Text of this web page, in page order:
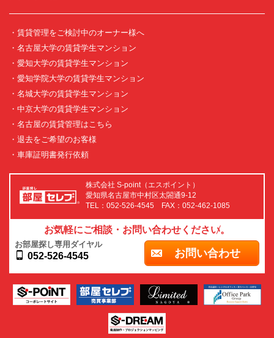
・賃貸管理をご検討中のオーナー様へ
・名古屋大学の賃貸学生マンション
・愛知大学の賃貸学生マンション
・愛知学院大学の賃貸学生マンション
・名城大学の賃貸学生マンション
・中京大学の賃貸学生マンション
・名古屋の賃貸管理はこちら
・退去をご希望のお客様
・車庫証明書発行依頼
株式会社 S-point（エスポイント）
愛知県名古屋市中村区太閤通9-12
TEL：052-526-4545 FAX：052-462-1085
お気軽にご相談・お問い合わせください。
お部屋探し専用ダイヤル
052-526-4545 お問い合わせ